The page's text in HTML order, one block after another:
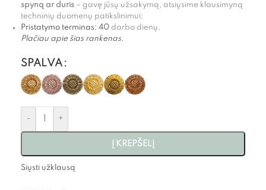
spyną ar duris – gavę jūsų užsakymą, atsiųsime klausimyną
techninių duomenų patikslinimui;
Pristatymo terminas: 40 darbo dienų.
Plačiau apie šias rankenas.
SPALVA
- +
Į KREPŠELĮ
Siųsti užklausą